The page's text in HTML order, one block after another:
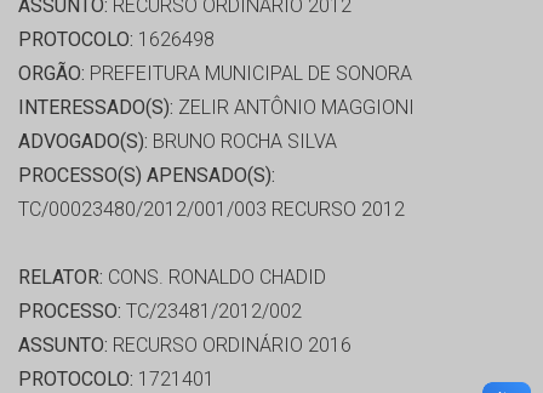
ASSUNTO: RECURSO ORDINÁRIO 2012
PROTOCOLO: 1626498
ORGÃO: PREFEITURA MUNICIPAL DE SONORA
INTERESSADO(S): ZELIR ANTÔNIO MAGGIONI
ADVOGADO(S): BRUNO ROCHA SILVA
PROCESSO(S) APENSADO(S):
TC/00023480/2012/001/003 RECURSO 2012
RELATOR: CONS. RONALDO CHADID
PROCESSO: TC/23481/2012/002
ASSUNTO: RECURSO ORDINÁRIO 2016
PROTOCOLO: 1721401